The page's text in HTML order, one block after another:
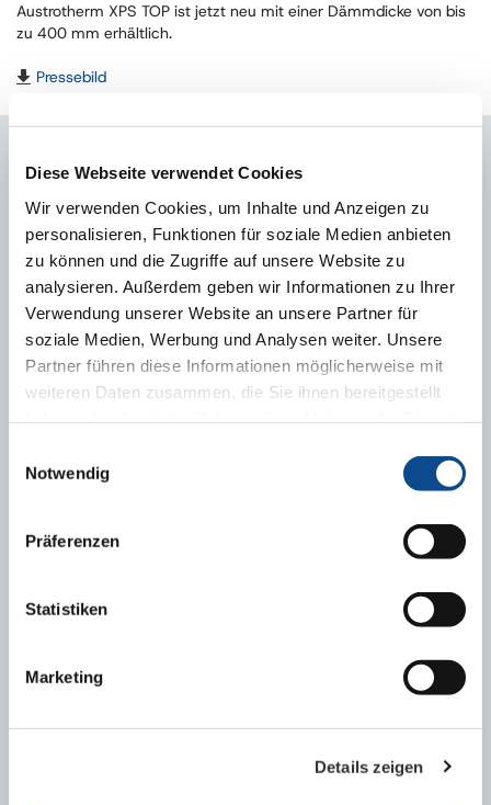
Diese Webseite verwendet Cookies
Wir verwenden Cookies, um Inhalte und Anzeigen zu
personalisieren, Funktionen für soziale Medien anbieten
zu können und die Zugriffe auf unsere Website zu
analysieren. Außerdem geben wir Informationen zu Ihrer
Verwendung unserer Website an unsere Partner für
soziale Medien, Werbung und Analysen weiter. Unsere
Partner führen diese Informationen möglicherweise mit
weiteren Daten zusammen, die Sie ihnen bereitgestellt
Notwendig
Präferenzen
Statistiken
Marketing
Details zeigen
Austrotherm XPS TOP ist jetzt neu mit einer Dämmdicke von bis
zu 400 mm erhältlich.
Pressebild
POBIERZ
Presseinfo: Umweltzeichen für Austrotherm
Umweltzeichen für Austrotherm XPS (Urkunde)
ANSPRECHPERSONEN
Leitung Marketing